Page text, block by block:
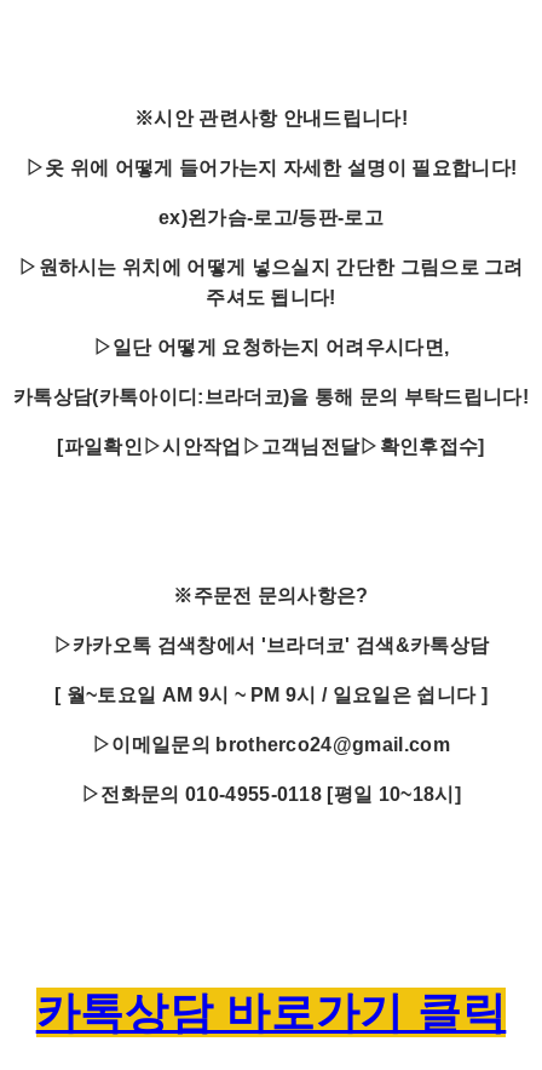
※시안 관련사항 안내드립니다!
▷옷 위에 어떻게 들어가는지 자세한 설명이 필요합니다!
ex)왼가슴-로고/등판-로고
▷원하시는 위치에 어떻게 넣으실지 간단한 그림으로 그려
주셔도 됩니다!
▷일단 어떻게 요청하는지 어려우시다면,
카톡상담(카톡아이디:브라더코)을 통해 문의 부탁드립니다!
[파일확인▷시안작업▷고객님전달▷확인후접수]
※주문전 문의사항은?
▷카카오톡 검색창에서 '브라더코' 검색&카톡상담
[ 월~토요일 AM 9시 ~ PM 9시 / 일요일은 쉽니다 ]
▷이메일문의 brotherco24@gmail.com
▷전화문의 010-4955-0118 [평일 10~18시]
카톡상담 바로가기 클릭